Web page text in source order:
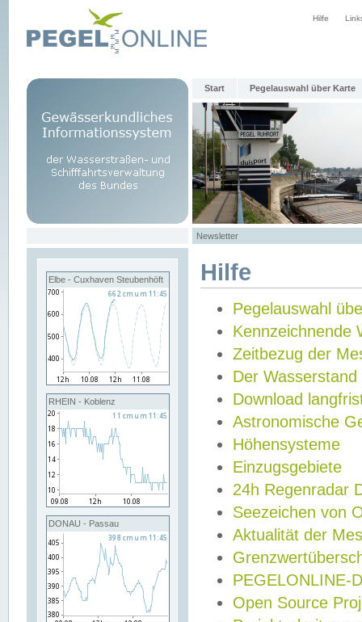
Hilfe
Start Pegelauswahl über Karte
Newsletter
Elbe - Cuxhaven Steubenhöft
RHEIN - Koblenz
DONAU - Passau
Hilfe
Pegelauswahl
Kennzeichnende
Zeitbezug der
Der Wasserstand
Download
Astronomische
Höhensysteme
Einzugsgebiete
24h Regenradar
Seezeichen von
Aktualität der
PEGELONLINE-
Open Source